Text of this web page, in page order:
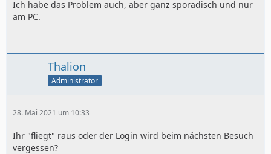
Ich habe das Problem auch, aber ganz sporadisch und nur
am PC.
Thalion
Administrator
28. Mai 2021 um 10:33
Ihr "fliegt" raus oder der Login wird beim nächsten Besuch
vergessen?